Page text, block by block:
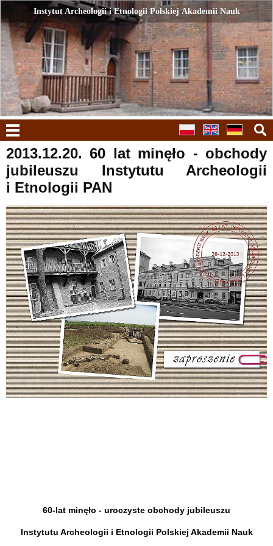
2013.12.20. 60 lat minęło - obchody
jubileuszu Instytutu Archeologii
i Etnologii PAN
60-lat minęło - uroczyste obchody jubileuszu
Instytutu Archeologii i Etnologii Polskiej Akademii Nauk
Instytut Archeologii i Etnologii Polskiej Akademii Nauk
Instytut Archeologii i Etnologii Polskiej Akademii Nauk